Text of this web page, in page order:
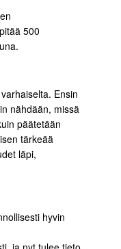
pitää 500
Ensin
nähdään, missä
päätetään
tärkeää
läpi,
hyvin